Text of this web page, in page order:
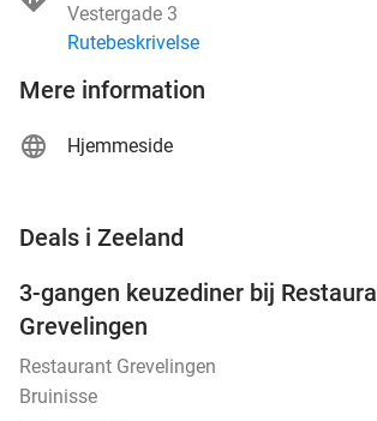
Vestergade 3
Rutebeskrivelse
Mere information
Hjemmeside
Deals i Zeeland
3-gangen keuzediner bij
Grevelingen
Restaurant Grevelingen
Bruinisse